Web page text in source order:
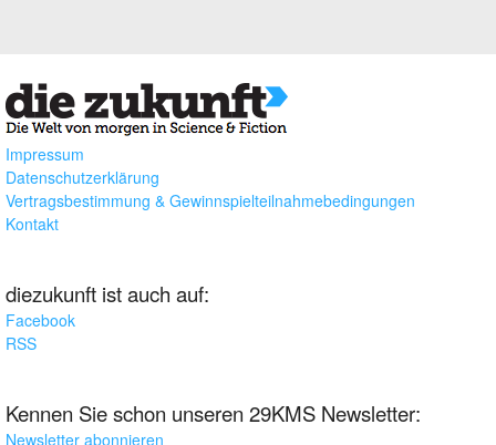
Impressum
Datenschutzerklärung
Vertragsbestimmung & Gewinnspielteilnahmebedingungen
Kontakt
diezukunft ist auch auf:
Facebook
RSS
Kennen Sie schon unseren 29KMS Newsletter:
Newsletter abonnieren